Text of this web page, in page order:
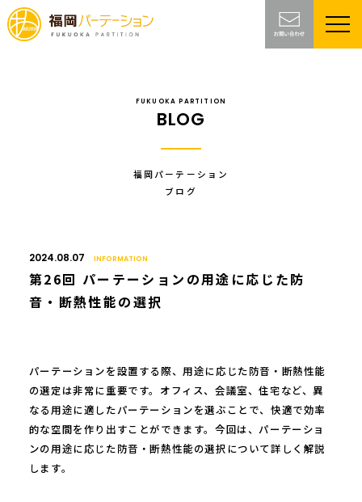
FUKUOKA PARTITION
BLOG
福岡パーテーション
ブログ
2024.08.07 INFORMATION
第26回 パーテーションの用途に応じた防
音・断熱性能の選択
パーテーションを設置する際、用途に応じた防音・断熱性能
の選定は非常に重要です。オフィス、会議室、住宅など、異
なる用途に適したパーテーションを選ぶことで、快適で効率
的な空間を作り出すことができます。今回は、パーテーショ
ンの用途に応じた防音・断熱性能の選択について詳しく解説
します。